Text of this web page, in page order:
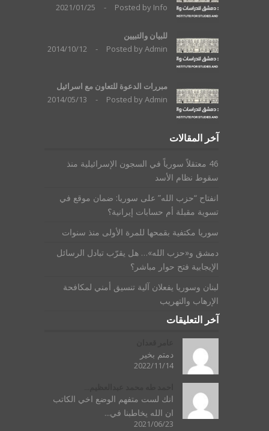
Posted by Info
-
2021/01/25
للبيان والتبيين
Posted byAdmin
-
2014/10/12
مبررات الدعوة للتعاون مع اسرائيل
Posted byAdmin
-
2014/05/13
آخر المقالات
46 معتقلاً سورياً في السجون الإسرائيلية منذ
سقوط نظام الأسد
انفتاح “حزب الله” على سوريا: ضمان موقع في
تسوية مقبلة أم حسابات إيرانية؟
سوريا مكتفية بقمحها للمرة الأولى منذ سنوات
دمشق و«حزب الله»… هل يقرّب تبادل الرسائل
الإيجابية فتح حوار مباشر؟
لبنان وسوريا يفعلان آلية تنسيق أمني لمكافحة
الإرهاب والتهريب
آخر التعليقات
دمتم بخير
2022/11/14
انك لست متفهم الوضع اخي الكاتب
ان الله يخاطبنا في...
2021/06/23